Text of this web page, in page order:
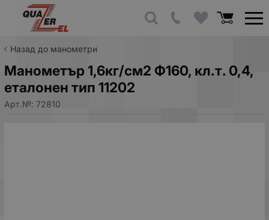
Назад до манометри
Манометър 1,6кг/см2 Ф160, кл.т. 0,4,
еталонен тип 11202
Арт.№: 72810